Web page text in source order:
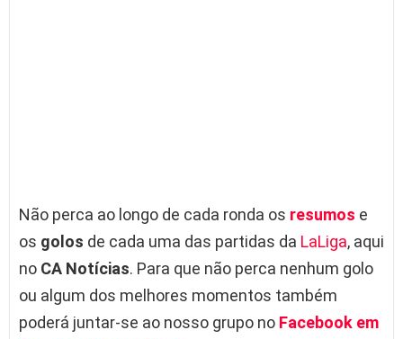
Não perca ao longo de cada ronda os resumos e
os golos de cada uma das partidas da LaLiga, aqui
no CA Notícias. Para que não perca nenhum golo
ou algum dos melhores momentos também
poderá juntar-se ao nosso grupo no Facebook em